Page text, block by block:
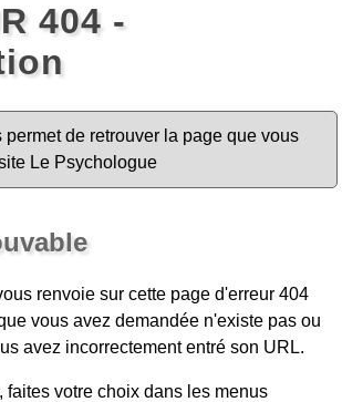
404 -
permet de retrouver la page que vous
Le Psychologue
renvoie sur cette page d'erreur 404
vous avez demandée n'existe pas ou
avez incorrectement entré son URL.
faites votre choix dans les menus